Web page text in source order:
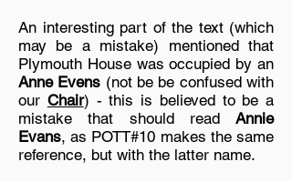
An interesting part of the text (which
may be a mistake) mentioned that
Plymouth House was occupied by an
Anne Evens (not be be confused with
our Chair) - this is believed to be a
mistake that should read Annie
Evans, as POTT#10 makes the same
reference, but with the latter name.